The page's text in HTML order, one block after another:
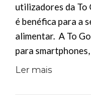
utilizadores da To
é benéfica para a
alimentar. A To
para
Ler mais